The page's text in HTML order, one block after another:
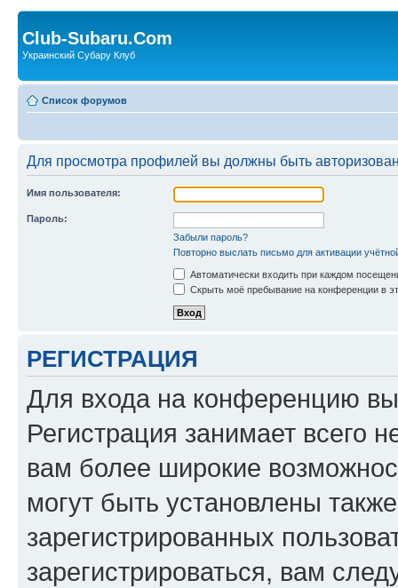
Club-Subaru.Com
Украинский Субару Клуб
Список форумов
Для просмотра профилей вы должны быть
Имя пользователя:
Пароль:
Забыли пароль?
Повторно выслать письмо для активации
Автоматически входить при каждом
Скрыть моё пребывание на конференции в
РЕГИСТРАЦИЯ
Для входа на конференцию
Регистрация занимает всего
вам более широкие
могут быть установлены
зарегистрированных
зарегистрироваться, вам